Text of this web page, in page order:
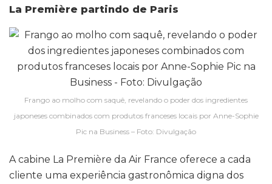
La Première partindo de Paris
Frango ao molho com saquê, revelando o poder dos ingredientes
japoneses combinados com produtos franceses locais por Anne-Sophie
Pic na Business – Foto: Divulgação
A cabine La Première da Air France oferece a cada
cliente uma experiência gastronômica digna dos